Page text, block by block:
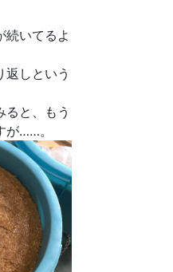
続いてるよ
返しという
ると、もう
が……。